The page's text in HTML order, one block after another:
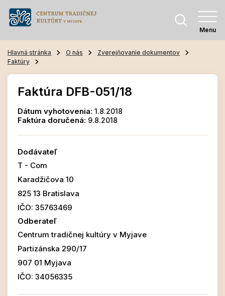
Menu
Hlavná stránka O nás
Zverejňovanie dokumentov
Faktúry
Faktúra DFB-051/18
Dátum vyhotovenia: 1.8.2018
Faktúra doručená: 9.8.2018
Dodávateľ
T - Com
Karadžičova 10
825 13 Bratislava
IČO: 35763469
Odberateľ
Centrum tradičnej kultúry v Myjave
Partizánska 290/17
907 01 Myjava
IČO: 34056335